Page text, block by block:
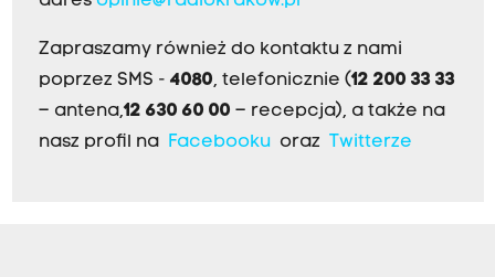
Zapraszamy również do kontaktu z nami
poprzez SMS - 4080, telefonicznie (12 200 33 33
– antena,12 630 60 00 – recepcja), a także na
nasz profil na Facebookuoraz Twitterze